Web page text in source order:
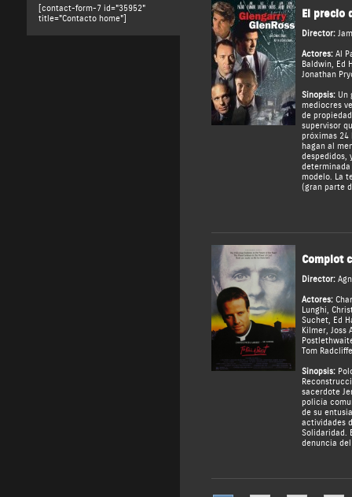
[contact-form-7 id="35952"
title="Contacto home"]
El precio
Director:
Actores: Al
Baldwin, Ed
Jonathan
Sinopsis:Un
mediocres
de
supervisor
próximas 24
hagan al
despedidos,
modelo. La
(gran parte
Complot
Director:
Actores:
Lunghi,
Suchet, Ed
Kilmer, Joss
Tom Radcliffe
Sinopsis:
sacerdote
policía
de su
actividades
Solidaridad.
denuncia